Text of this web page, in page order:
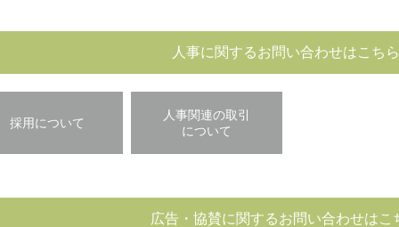
人事に関するお問い合わせはこちら
採用について
人事関連の取引
について
広告・協賛に関するお問い合わせはこ